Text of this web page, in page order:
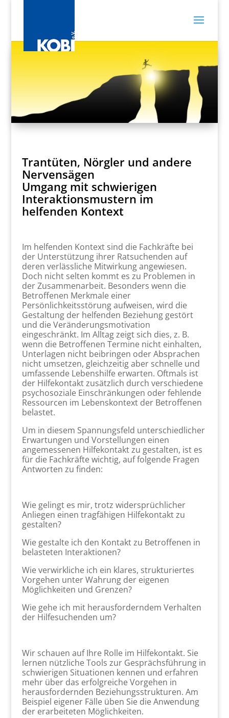
Trantüten, Nörgler und andere
Nervensägen
Umgang mit schwierigen
Interaktionsmustern im
helfenden Kontext
Im helfenden Kontext sind die Fachkräfte bei
der Unterstützung ihrer Ratsuchenden auf
deren verlässliche Mitwirkung angewiesen.
Doch nicht selten kommt es zu Problemen in
der Zusammenarbeit. Besonders wenn die
Betroffenen Merkmale einer
Persönlichkeitsstörung aufweisen, wird die
Gestaltung der helfenden Beziehung gestört
und die Veränderungsmotivation
eingeschränkt. Im Alltag zeigt sich dies, z. B.
wenn die Betroffenen Termine nicht einhalten,
Unterlagen nicht beibringen oder Absprachen
nicht umsetzen, gleichzeitig aber schnelle und
umfassende Lebenshilfe erwarten. Oftmals ist
der Hilfekontakt zusätzlich durch verschiedene
psychosoziale Einschränkungen oder fehlende
Ressourcen im Lebenskontext der Betroffenen
belastet.
Um in diesem Spannungsfeld unterschiedlicher
Erwartungen und Vorstellungen einen
angemessenen Hilfekontakt zu gestalten, ist es
für die Fachkräfte wichtig, auf folgende Fragen
Antworten zu finden:
Wie gelingt es mir, trotz widersprüchlicher
Anliegen einen tragfähigen Hilfekontakt zu
gestalten?
Wie gestalte ich den Kontakt zu Betroffenen in
belasteten Interaktionen?
Wie verwirkliche ich ein klares, strukturiertes
Vorgehen unter Wahrung der eigenen
Möglichkeiten und Grenzen?
Wie gehe ich mit herausforderndem Verhalten
der Hilfesuchenden um?
Wir schauen auf Ihre Rolle im Hilfekontakt. Sie
lernen nützliche Tools zur Gesprächsführung in
schwierigen Situationen kennen und erfahren
mehr über das erfolgreiche Vorgehen in
herausfordernden Beziehungsstrukturen. Am
Beispiel eigener Fälle üben Sie die Anwendung
der erarbeiteten Möglichkeiten.